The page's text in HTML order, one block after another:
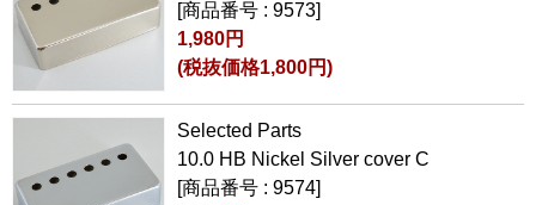
[商品番号 : 9573]
1,980円
(税抜価格1,800円)
Selected Parts
10.0 HB Nickel Silver cover C
[商品番号 : 9574]